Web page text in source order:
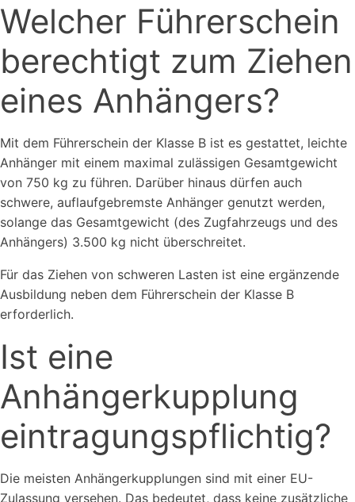
Welcher Führerschein
berechtigt zum Ziehen
eines Anhängers?
Mit dem Führerschein der Klasse B ist es gestattet, leichte
Anhänger mit einem maximal zulässigen Gesamtgewicht
von 750 kg zu führen. Darüber hinaus dürfen auch
schwere, auflaufgebremste Anhänger genutzt werden,
solange das Gesamtgewicht (des Zugfahrzeugs und des
Anhängers) 3.500 kg nicht überschreitet.
Für das Ziehen von schweren Lasten ist eine ergänzende
Ausbildung neben dem Führerschein der Klasse B
erforderlich.
Ist eine
Anhängerkupplung
eintragungspflichtig?
Die meisten Anhängerkupplungen sind mit einer EU-
Zulassung versehen. Das bedeutet, dass keine zusätzliche